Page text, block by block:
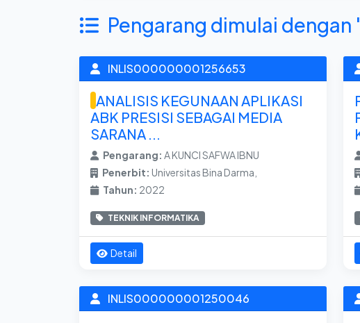
Pengarang dimulai dengan
INLIS000000001256653
ANALISIS KEGUNAAN APLIKASI
ABK PRESISI SEBAGAI MEDIA
SARANA ...
Pengarang: A KUNCI SAFWA IBNU
Penerbit: Universitas Bina Darma,
Tahun: 2022
TEKNIK INFORMATIKA
Detail
INLIS000000001250046